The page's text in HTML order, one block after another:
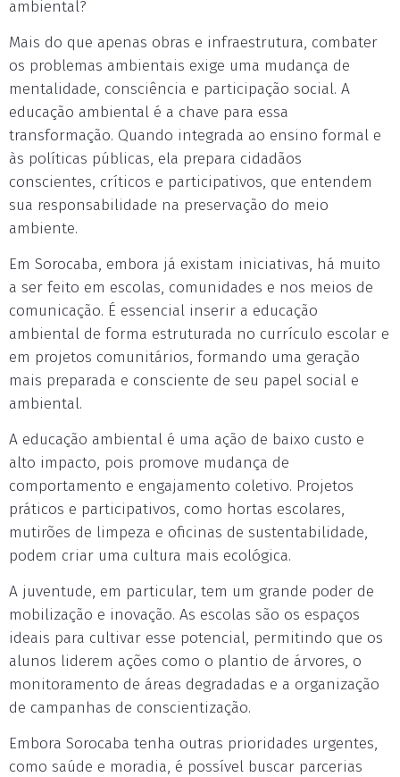
ambiental?
Mais do que apenas obras e infraestrutura, combater
os problemas ambientais exige uma mudança de
mentalidade, consciência e participação social. A
educação ambiental é a chave para essa
transformação. Quando integrada ao ensino formal e
às políticas públicas, ela prepara cidadãos
conscientes, críticos e participativos, que entendem
sua responsabilidade na preservação do meio
ambiente.
Em Sorocaba, embora já existam iniciativas, há muito
a ser feito em escolas, comunidades e nos meios de
comunicação. É essencial inserir a educação
ambiental de forma estruturada no currículo escolar e
em projetos comunitários, formando uma geração
mais preparada e consciente de seu papel social e
ambiental.
A educação ambiental é uma ação de baixo custo e
alto impacto, pois promove mudança de
comportamento e engajamento coletivo. Projetos
práticos e participativos, como hortas escolares,
mutirões de limpeza e oficinas de sustentabilidade,
podem criar uma cultura mais ecológica.
A juventude, em particular, tem um grande poder de
mobilização e inovação. As escolas são os espaços
ideais para cultivar esse potencial, permitindo que os
alunos liderem ações como o plantio de árvores, o
monitoramento de áreas degradadas e a organização
de campanhas de conscientização.
Embora Sorocaba tenha outras prioridades urgentes,
como saúde e moradia, é possível buscar parcerias